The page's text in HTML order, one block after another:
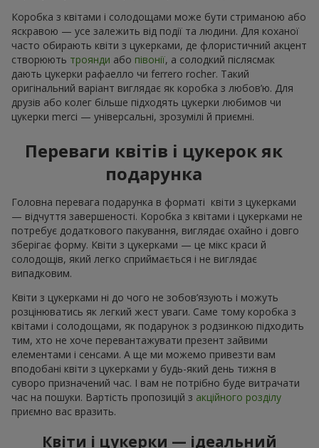
Коробка з квітами і солодощами може бути стриманою або
яскравою — усе залежить від події та людини. Для коханої
часто обирають квіти з цукерками, де флористичний акцент
створюють троянди або півонії, а солодкий післясмак
дають цукерки рафаелло чи ferrero rocher. Такий
оригінальний варіант виглядає як коробка з любов’ю. Для
друзів або колег більше підходять цукерки любимов чи
цукерки merci — універсальні, зрозумілі й приємні.
Переваги квітів і цукерок як
подарунка
Головна перевага подарунка в форматі квіти з цукерками
— відчуття завершеності. Коробка з квітами і цукерками не
потребує додаткового пакування, виглядає охайно і довго
зберігає форму. Квіти з цукерками — це мікс краси й
солодощів, який легко сприймається і не виглядає
випадковим.
Квіти з цукерками ні до чого не зобов’язують і можуть
розцінюватись як легкий жест уваги. Саме тому коробка з
квітами і солодощами, як подарунок з родзинкою підходить
тим, хто не хоче перевантажувати презент зайвими
елементами і сенсами. А ще ми можемо привезти вам
вподобані квіти з цукерками у будь-який день тижня в
суворо призначений час. І вам не потрібно буде витрачати
час на пошуки. Вартість пропозицій з акційного розділу
приємно вас вразить.
Квіти і цукерки — ідеальний